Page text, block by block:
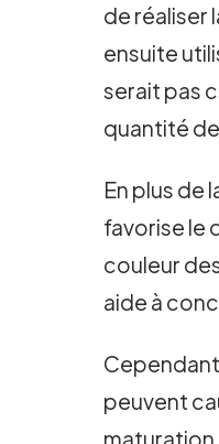
de réaliser
ensuite
serait pas
quantité
En plus de
favorise le
couleur
aide à
peuvent
maturation